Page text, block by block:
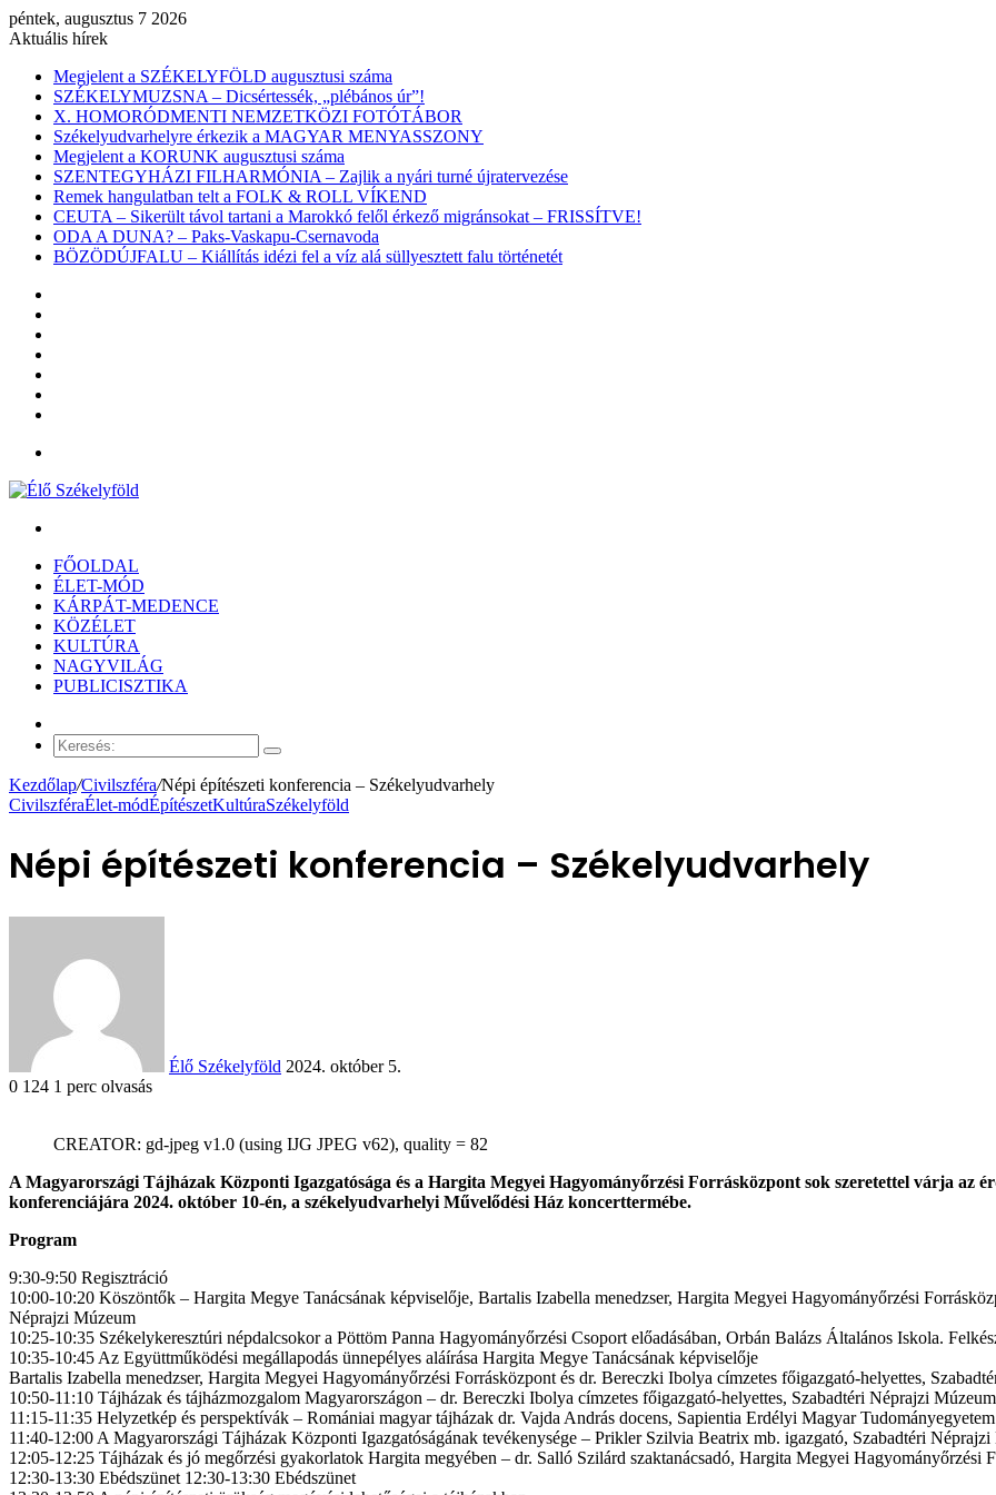
péntek, augusztus 7 2026
Aktuális hírek
Megjelent a SZÉKELYFÖLD augusztusi száma
SZÉKELYMUZSNA – Dicsértessék, „plébános úr”!
X. HOMORÓDMENTI NEMZETKÖZI FOTÓTÁBOR
Székelyudvarhelyre érkezik a MAGYAR MENYASSZONY
Megjelent a KORUNK augusztusi száma
SZENTEGYHÁZI FILHARMÓNIA – Zajlik a nyári turné újratervezése
Remek hangulatban telt a FOLK & ROLL VÍKEND
CEUTA – Sikerült távol tartani a Marokkó felől érkező migránsokat – FRISSÍTVE!
ODA A DUNA? – Paks-Vaskapu-Csernavoda
BÖZÖDÚJFALU – Kiállítás idézi fel a víz alá süllyesztett falu történetét
FŐOLDAL
ÉLET-MÓD
KÁRPÁT-MEDENCE
KÖZÉLET
KULTÚRA
NAGYVILÁG
PUBLICISZTIKA
cikk
Keresés:
Kezdőlap/Civilszféra/Népi építészeti konferencia – Székelyudvarhely
CivilszféraÉlet-módÉpítészetKultúraSzékelyföld
Népi építészeti konferencia – Székelyudvarhely
Élő Székelyföld 2024. október 5.
0 124 1 perc olvasás
CREATOR: gd-jpeg v1.0 (using IJG JPEG v62), quality = 82
Facebook
X
Reddit
WhatsApp
Megosztás
email-
Nyomtatás
A Magyarországi Tájházak Központi Igazgatósága és a Hargita Megyei Hagyományőrzési Forrásközpont sok szeretettel várja az
konferenciájára 2024. október 10-én, a székelyudvarhelyi Művelődési Ház koncerttermébe.
Program
9:30-9:50 Regisztráció
10:00-10:20 Köszöntők – Hargita Megye Tanácsának képviselője, Bartalis Izabella menedzser, Hargita Megyei Hagyományőrzési
Néprajzi Múzeum
10:25-10:35 Székelykeresztúri népdalcsokor a Pöttöm Panna Hagyományőrzési Csoport előadásában, Orbán Balázs Általános Iskola.
10:35-10:45 Az Együttműködési megállapodás ünnepélyes aláírása Hargita Megye Tanácsának képviselője
Bartalis Izabella menedzser, Hargita Megyei Hagyományőrzési Forrásközpont és dr. Bereczki Ibolya címzetes főigazgató-helyettes,
10:50-11:10 Tájházak és tájházmozgalom Magyarországon – dr. Bereczki Ibolya címzetes főigazgató-helyettes, Szabadtéri Néprajzi Múzeum
11:15-11:35 Helyzetkép és perspektívák – Romániai magyar tájházak dr. Vajda András docens, Sapientia Erdélyi Magyar Tudományegyetem
11:40-12:00 A Magyarországi Tájházak Központi Igazgatóságának tevékenysége – Prikler Szilvia Beatrix mb. igazgató, Szabadtéri
12:05-12:25 Tájházak és jó megőrzési gyakorlatok Hargita megyében – dr. Salló Szilárd szaktanácsadó, Hargita Megyei Hagyományőrzési
12:30-13:30 Ebédszünet 12:30-13:30 Ebédszünet